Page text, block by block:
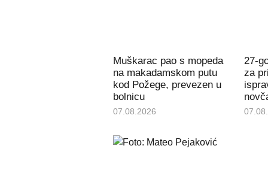
Muškarac pao s mopeda
na makadamskom putu
kod Požege, prevezen u
bolnicu
07.08.2026
27-
za